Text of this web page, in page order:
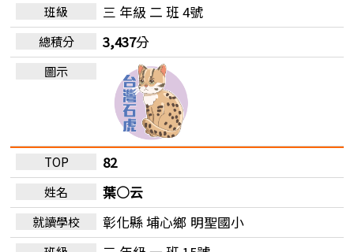
三 年級 二 班 4號
3,437分
82
葉○云
彰化縣 埔心鄉 明聖國小